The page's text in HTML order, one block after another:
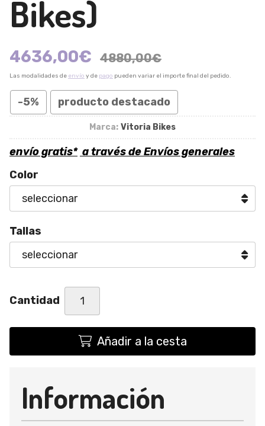
Bikes)
4636,00€ 4880,00€
Las modalidades de envío y de pago pueden variar el importe final del pedido.
-5% producto destacado
Marca: Vitoria Bikes
envío gratis* a través deEnvíos generales
Color
Tallas
Cantidad
Añadir a la cesta
Información